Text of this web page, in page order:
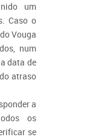
um
Caso o
Vouga
num
data de
atraso
a
os
se